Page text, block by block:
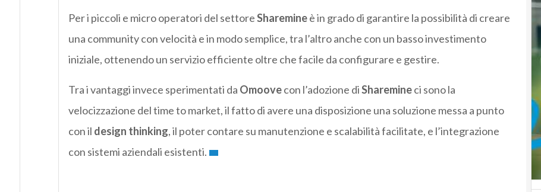
Per i piccoli e micro operatori del settoreSharemineè in grado di garantire la possibilità di creare
una community con velocità e in modo semplice, tra l’altro anche con un basso investimento
iniziale, ottenendo un servizio efficiente oltre che facile da configurare e gestire.
Tra i vantaggi invece sperimentati da Omoovecon l’adozione diSharemineci sono la
velocizzazione del time to market, il fatto di avere una disposizione una soluzione messa a punto
con il design thinking, il poter contare su manutenzione e scalabilità facilitate, e l’integrazione
con sistemi aziendali esistenti.